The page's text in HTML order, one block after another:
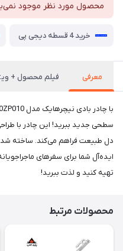
محصول مورد نظر موجود
خرید 4 قسطه دیجی پی
معرفی فیلم محصول +
سطحی جدید ببرید! این چادر با
دل طبیعت فراهم می‌کند. ساخته شده
ایده‌آل شما برای سفرهای
تهیه کنید و لذت ببرید!
محصولات مرتبط